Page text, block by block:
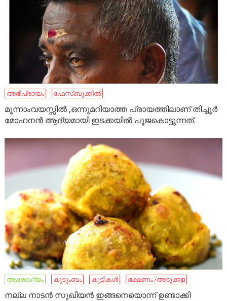
അഭിപ്രായം ഫേസ്ബുക്കിൽ
മൂന്നാംവയസ്സിൽ ,ഒന്നുമറിയാത്ത പ്രായത്തിലാണ് തിച്ചൂർ
മോഹനൻ ആദ്യമായി ഇടക്കയിൽ പൂജകൊട്ടുന്നത്.
ആരോഗ്യം കുടുംബം കുട്ടികൾ ഭക്ഷണം /അടുക്കള
നല്ല നാടൻ സുഖിയൻ ഇങ്ങനെയൊന്ന് ഉണ്ടാക്കി